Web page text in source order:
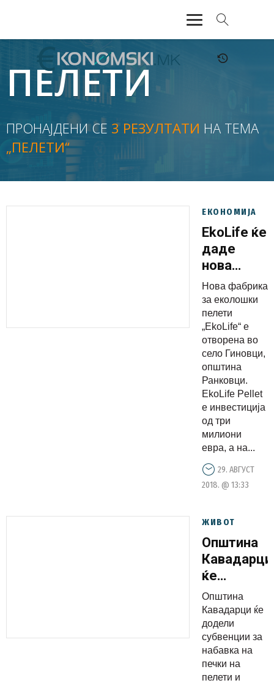
АКТУЕЛНО
ЕКОНОМИЈА
ФИНАНСИИ
БАНКАРСТВО
ЖИВОТ
ПЕЛЕТИ
ПРОНАЈДЕНИ СЕ 3 РЕЗУЛТАТИ НА ТЕМА
„ПЕЛЕТИ“
ЕКОНОМИЈА
EkoLife ќе
даде
нова
димензија
на еко
свеста во
Нова фабрика
за еколошки
пелети
„EkoLife“ е
отворена во
село Гиновци,
општина
Ранковци.
EkoLife Pellet
е инвестиција
од три
милиони
евра, а на...
29. АВГУСТ
2018. @ 13:33
ЖИВОТ
Општина
Кавадарци
ќе
печки на
пелети и
инвертер
клими
Општина
Кавадарци ќе
додели
субвенции за
набавка на
печки на
пелети и